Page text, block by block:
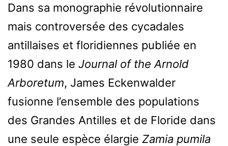
Dans sa monographie révolutionnaire
mais controversée des cycadales
antillaises et floridiennes publiée en
1980 dans le Journal of the Arnold
Arboretum, James Eckenwalder
fusionne l’ensemble des populations
des Grandes Antilles et de Floride dans
une seule espèce élargie Zamia pumila